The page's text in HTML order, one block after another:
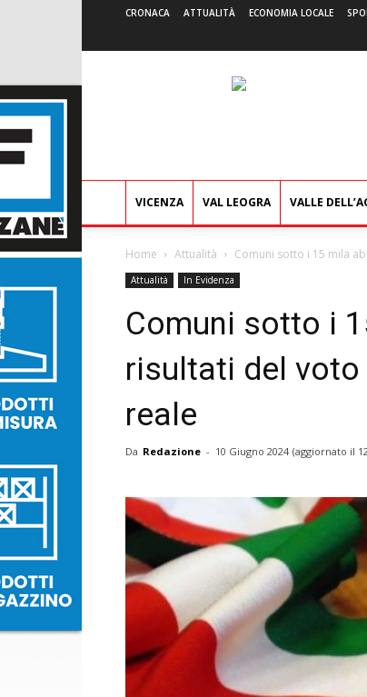
CRONACA ATTUALITÀ ECONOMIA LOCALE
VICENZA VAL LEOGRA VALLE
Home Attualità Comuni sotto i 15 mila
Attualità In Evidenza
Comuni sotto i
risultati del
reale
Da Redazione - 10 Giugno 2024 (aggiornato il